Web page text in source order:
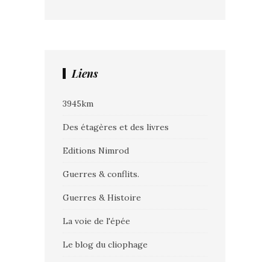
Liens
3945km
Des étagères et des livres
Editions Nimrod
Guerres & conflits.
Guerres & Histoire
La voie de l'épée
Le blog du cliophage